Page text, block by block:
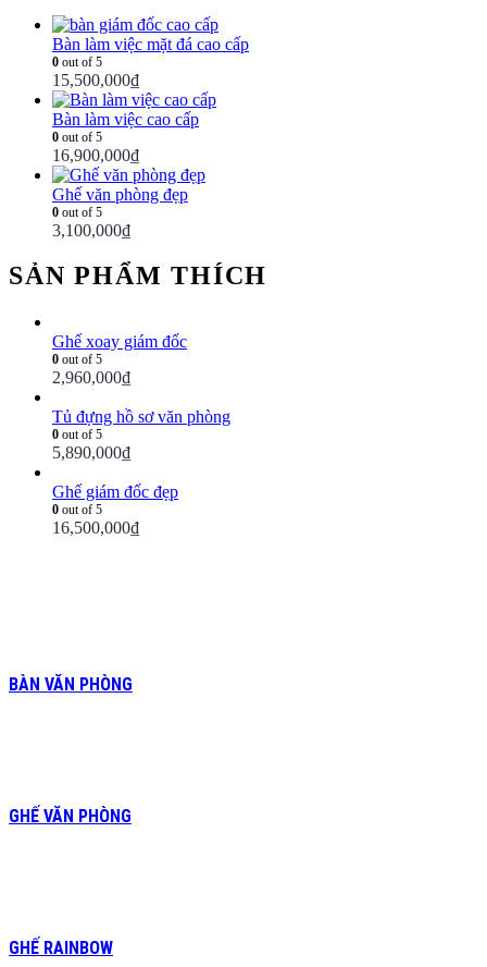
Bàn làm việc mặt đá cao cấp
0 out of 5
15,500,000₫
Bàn làm việc cao cấp
0 out of 5
16,900,000₫
Ghế văn phòng đẹp
0 out of 5
3,100,000₫
SẢN PHẨM THÍCH
Ghế xoay giám đốc
0 out of 5
2,960,000₫
Tủ đựng hồ sơ văn phòng
0 out of 5
5,890,000₫
Ghế giám đốc đẹp
0 out of 5
16,500,000₫
BÀN VĂN PHÒNG
GHẾ VĂN PHÒNG
GHẾ RAINBOW